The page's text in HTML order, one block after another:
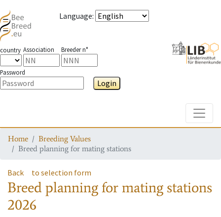
Language:
country Association Breeder n°
Password
Login
Home
Breeding Values
Breed planning for mating stations
Back to selection form
Breed planning for mating stations
2026